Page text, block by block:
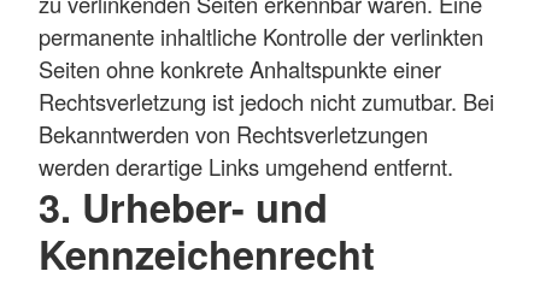
permanente inhaltliche Kontrolle der verlinkten
Seiten ohne konkrete Anhaltspunkte einer
Rechtsverletzung ist jedoch nicht zumutbar. Bei
Bekanntwerden von Rechtsverletzungen
werden derartige Links umgehend entfernt.
3. Urheber- und
Kennzeichenrecht